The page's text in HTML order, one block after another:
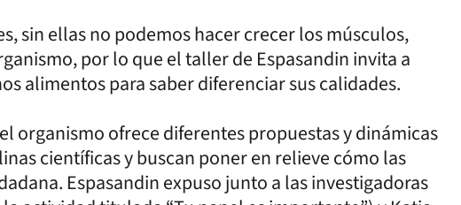
sin ellas no podemos hacer crecer los músculos,
por lo que el taller de Espasandin invita a
alimentos para saber diferenciar sus calidades.
organismo ofrece diferentes propuestas y dinámicas
científicas y buscan poner en relieve cómo las
Espasandin expuso junto a las investigadoras